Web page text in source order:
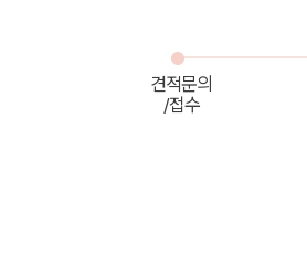
견적문의
/접수